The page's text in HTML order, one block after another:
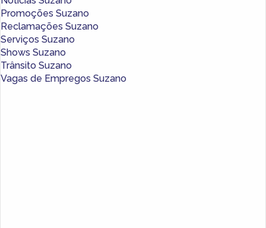
Promoções Suzano
Reclamações Suzano
Serviços Suzano
Shows Suzano
Trânsito Suzano
Vagas de Empregos Suzano